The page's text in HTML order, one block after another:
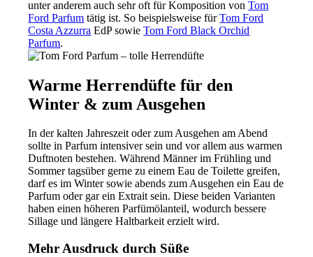
unter anderem auch sehr oft für Komposition vonTom
Ford Parfum tätig ist. So beispielsweise fürTom Ford
Costa Azzurra EdP sowieTom Ford Black Orchid
Parfum.
Warme Herrendüfte für den
Winter & zum Ausgehen
In der kalten Jahreszeit oder zum Ausgehen am Abend
sollte in Parfum intensiver sein und vor allem aus warmen
Duftnoten bestehen. Während Männer im Frühling und
Sommer tagsüber gerne zu einem Eau de Toilette greifen,
darf es im Winter sowie abends zum Ausgehen ein Eau de
Parfum oder gar ein Extrait sein. Diese beiden Varianten
haben einen höheren Parfümölanteil, wodurch bessere
Sillage und längere Haltbarkeit erzielt wird.
Mehr Ausdruck durch Süße